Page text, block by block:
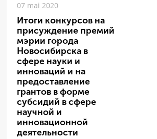
07 mai 2020
Итоги конкурсов на
присуждение премий
мэрии города
Новосибирска в
сфере науки и
инноваций и на
предоставление
грантов в форме
субсидий в сфере
научной и
инновационной
деятельности